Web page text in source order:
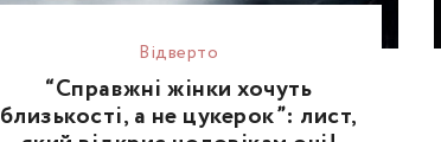
Відвертo
“Справжні жінки хочуть
близькості, а не цукерок”: лист,